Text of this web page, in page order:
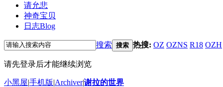
请允悲
神奇宝贝
日志Blog
搜索 搜索 热搜: OZ OZNS R18 OZH
请先登录后才能继续浏览
小黑屋|手机版|Archiver|谢拉的世界